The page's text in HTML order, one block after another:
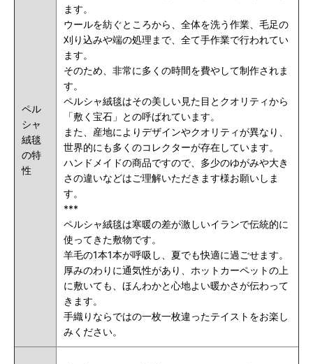
ペル
シャ
絨毯
の特
性
ます。
ウールを紡ぐところから、全体を洗う作業、毛足の
刈り込みや端の処理まで、全て手作業で行われてい
ます。
そのため、非常に多くの時間を費やして制作されま
す。
ペルシャ絨毯はその美しい見た目とクオリティから
「敷く宝石」との呼ばれています。
また、産地によりデザインやクオリティが異なり、
世界的にも多くのコレクターが存在しています。
ハンドメイドの商品ですので、多少のゆがみや大き
さの違いなどはご理解いただきます様お願いしま
す。
***
ペルシャ絨毯は寒暖の差が激しいイランで伝統的に
使ってきた敷物です。
羊毛の1本1本が呼吸し、夏でも快適に過ごせます。
厚みのわりに通気性があり、ホットカーペットの上
に敷いても、ほんわかと心地よい暖かさが伝わって
きます。
手織りならではの一枚一枚違ったテイストをお楽し
みください。